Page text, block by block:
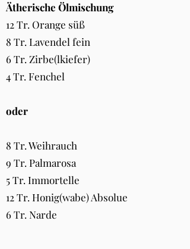
Ätherische Ölmischung
12 Tr. Orange süß
8 Tr. Lavendel fein
6 Tr. Zirbe(lkiefer)
4 Tr. Fenchel
oder
8 Tr. Weihrauch
9 Tr. Palmarosa
5 Tr. Immortelle
12 Tr. Honig(wabe) Absolue
6 Tr. Narde